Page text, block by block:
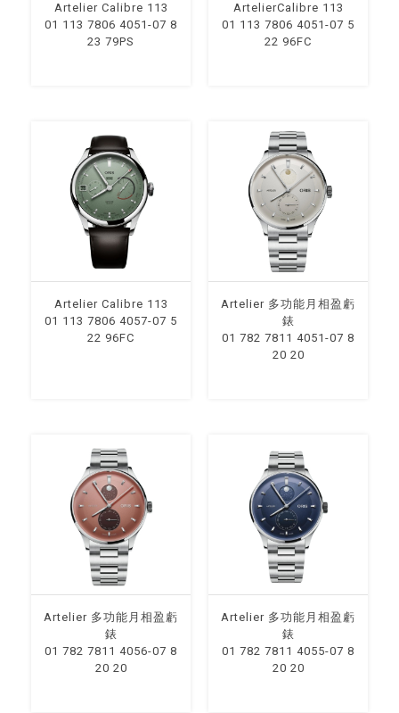
Artelier Calibre 113
01 113 7806 4051-07 8
23 79PS
ArtelierCalibre 113
01 113 7806 4051-07 5
22 96FC
Artelier Calibre 113
01 113 7806 4057-07 5
22 96FC
Artelier 多功能月相盈虧
錶
01 782 7811 4051-07 8
20 20
Artelier 多功能月相盈虧
錶
01 782 7811 4056-07 8
20 20
Artelier 多功能月相盈虧
錶
01 782 7811 4055-07 8
20 20